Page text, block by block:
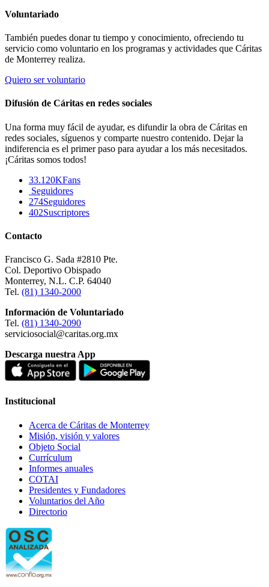
Voluntariado
También puedes donar tu tiempo y conocimiento, ofreciendo tu
servicio como voluntario en los programas y actividades que Cáritas
de Monterrey realiza.
Quiero ser voluntario
Difusión de Cáritas en redes sociales
Una forma muy fácil de ayudar, es difundir la obra de Cáritas en
redes sociales, síguenos y comparte nuestro contenido. Dejar la
indiferencia es el primer paso para ayudar a los más necesitados.
¡Cáritas somos todos!
33.120KFans
Seguidores
274Seguidores
402Suscriptores
Contacto
Francisco G. Sada #2810 Pte.
Col. Deportivo Obispado
Monterrey, N.L. C.P. 64040
Tel. (81) 1340-2000
Información de Voluntariado
Tel. (81) 1340-2090
serviciosocial@caritas.org.mx
Descarga nuestra App
Institucional
Acerca de Cáritas de Monterrey
Misión, visión y valores
Objeto Social
Currículum
Informes anuales
COTAI
Presidentes y Fundadores
Voluntarios del Año
Directorio